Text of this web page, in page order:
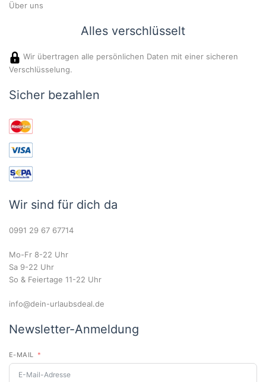
Über uns
Alles verschlüsselt
Wir übertragen alle persönlichen Daten mit einer sicheren
Verschlüsselung.
Sicher bezahlen
Wir sind für dich da
0991 29 67 67714
Mo-Fr 8-22 Uhr
Sa 9-22 Uhr
So & Feiertage 11-22 Uhr
info@dein-urlaubsdeal.de
Newsletter-Anmeldung
E-MAIL